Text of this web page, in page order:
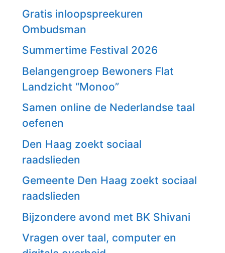
Gratis inloopspreekuren
Ombudsman
Summertime Festival 2026
Belangengroep Bewoners Flat
Landzicht “Monoo”
Samen online de Nederlandse taal
oefenen
Den Haag zoekt sociaal
raadslieden
Gemeente Den Haag zoekt sociaal
raadslieden
Bijzondere avond met BK Shivani
Vragen over taal, computer en